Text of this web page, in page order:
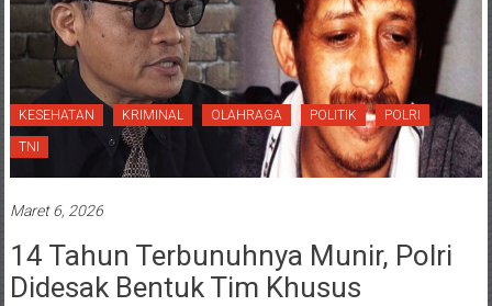
KESEHATAN KRIMINAL OLAHRAGA POLITIK POLRI
TNI
Maret 6, 2026
14 Tahun Terbunuhnya Munir, Polri
Didesak Bentuk Tim Khusus